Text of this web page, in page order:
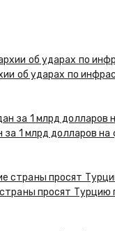
об ударах по
1 млрд долларов на
просят Турцию